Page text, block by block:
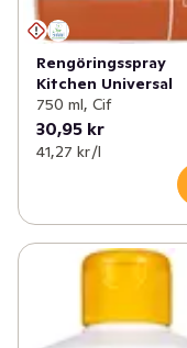
Rengöringsspray
Kitchen Universal
750 ml, Cif
30,95 kr
41,27 kr /l